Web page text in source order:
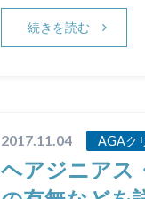
続きを読む
2017.11.04 AGAク
ヘアジニアス